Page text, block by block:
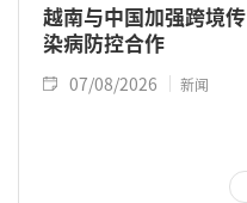
越南与中国加强跨境传
染病防控合作
07/08/2026 新闻